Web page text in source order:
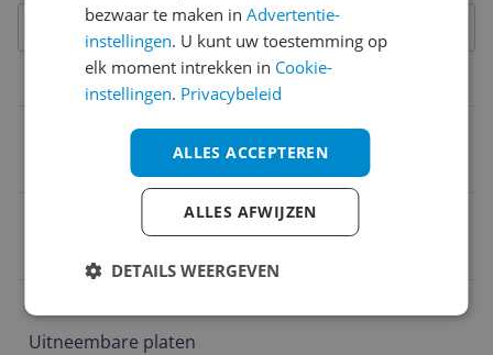
Belangrijkste kenmerken
Anti-aanbaklaag
Inclusief extra platen
Uitneembare platen
bezwaar te maken inAdvertentie-
instellingen. U kunt uw toestemming op
elk moment intrekken in Cookie-
instellingen. Privacybeleid
ALLES ACCEPTEREN
ALLES AFWIJZEN
DETAILS WEERGEVEN